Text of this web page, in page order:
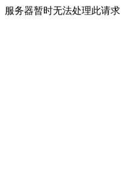
服务器暂时无法处理此请求